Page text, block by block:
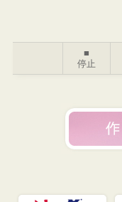
■
停止